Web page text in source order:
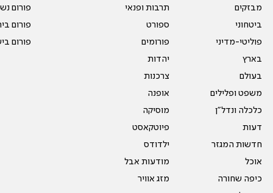
מבזקים
ביטחוני
פוליטי-מדיני
בארץ
בעולם
משפט ופלילים
כלכלה ונדל"ן
דעות
חדשות המגזר
אוכל
כיפה שחורה
תרבות ופנאי
ספורט
פורומים
יהדות
צרכנות
אופנה
מוסיקה
פיוטקאסט
ילדודס
מודעות אבל
מזג אוויר
פורום
פורום
פורום